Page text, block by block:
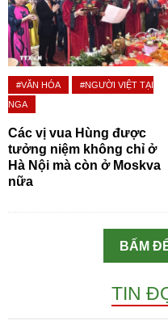
#VĂN HÓA
#NGƯỜI VIỆT TẠI
NGA
Các vị vua Hùng được
tưởng niệm không chỉ ở
Hà Nội mà còn ở Moskva
nữa
BẤM
TIN